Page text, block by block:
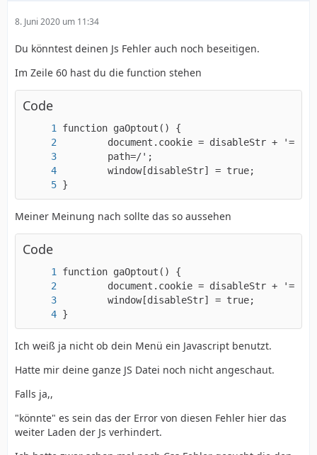
8. Juni 2020 um 11:34
Du könntest deinen Js Fehler auch noch beseitigen.
Im Zeile 60 hast du die function stehen
Code
}
Meiner Meinung nach sollte das so aussehen
Code
}
Ich weiß ja nicht ob dein Menü ein Javascript benutzt.
Hatte mir deine ganze JS Datei noch nicht angeschaut.
Falls ja,,
"könnte" es sein das der Error von diesen Fehler hier das
weiter Laden der Js verhindert.